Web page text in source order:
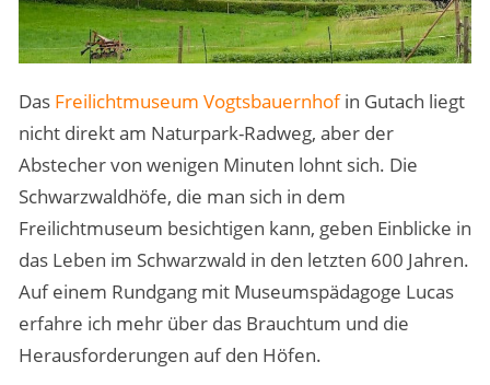
Das Freilichtmuseum Vogtsbauernhofin Gutach liegt
nicht direkt am Naturpark-Radweg, aber der
Abstecher von wenigen Minuten lohnt sich. Die
Schwarzwaldhöfe, die man sich in dem
Freilichtmuseum besichtigen kann, geben Einblicke in
das Leben im Schwarzwald in den letzten 600 Jahren.
Auf einem Rundgang mit Museumspädagoge Lucas
erfahre ich mehr über das Brauchtum und die
Herausforderungen auf den Höfen.